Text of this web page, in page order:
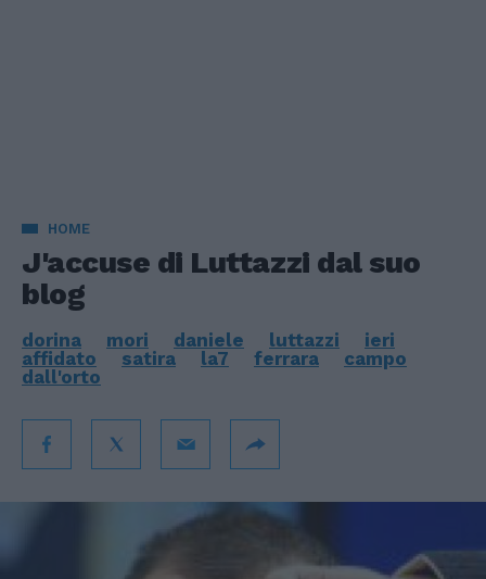
HOME
J'accuse di Luttazzi dal suo
blog
dorina mori daniele luttazzi
ieri
affidato
satira la7 ferrara
campo
dall'orto